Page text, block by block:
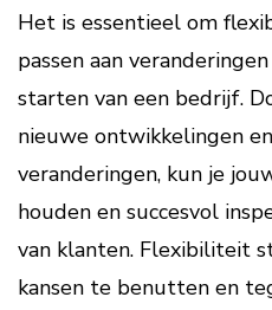
Het is essentieel om
passen aan
starten van een bedrijf.
nieuwe ontwikkelingen
veranderingen, kun je
houden en succesvol
van klanten. Flexibiliteit
kansen te benutten en